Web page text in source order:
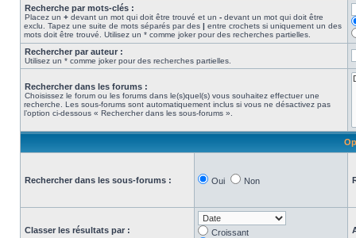
Recherche par mots-clés :
Placez un + devant un mot qui doit être trouvé et un - devant un mot qui doit être
exclu. Tapez une suite de mots séparés par des | entre crochets si uniquement un des
mots doit être trouvé. Utilisez un * comme joker pour des recherches partielles.
Rechercher par auteur :
Utilisez un * comme joker pour des recherches partielles.
Rechercher dans les forums :
Choisissez le forum ou les forums dans le(s)quel(s) vous souhaitez effectuer une
recherche. Les sous-forums sont automatiquement inclus si vous ne désactivez pas
l’option ci-dessous « Rechercher dans les sous-forums ».
Rechercher dans les sous-forums : Oui Non
Classer les résultats par :
Croissant